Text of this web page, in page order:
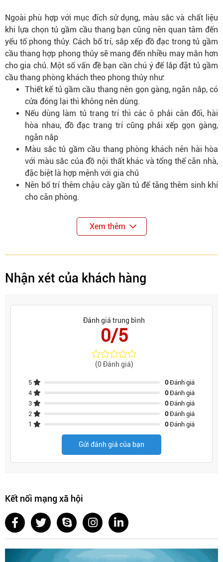
Ngoài phù hợp với mục đích sử dụng, màu sắc và chất liệu
khi lựa chọn tủ gầm cầu thang bạn cũng nên quan tâm đến
yếu tố phong thủy. Cách bố trí, sắp xếp đồ đạc trong tủ gầm
cầu thang hợp phong thủy sẽ mang đến nhiều may mắn hơn
cho gia chủ. Một số vấn đề bạn cần chú ý để lắp đặt tủ gầm
cầu thang phòng khách theo phong thủy như:
Thiết kế tủ gầm cầu thang nên gọn gàng, ngăn nắp, có
cửa đóng lại thì không nên dùng.
Nếu dùng làm tủ trang trí thì các ô phải cân đối, hài
hòa nhau, đồ đạc trang trí cũng phải xếp gọn gàng,
ngăn nắp
Màu sắc tủ gầm cầu thang phòng khách nên hài hòa
với màu sắc của đồ nội thất khác và tổng thể căn nhà,
đặc biệt là hợp mệnh với gia chủ
Nên bố trí thêm chậu cây gần tủ để tăng thêm sinh khí
cho căn phòng.
Xem thêm
Nhận xét của khách hàng
Đánh giá trung bình
0/5
(0 Đánh giá)
5 0Đánh giá
4
0Đánh giá
3
0Đánh giá
2
0Đánh giá
1
0Đánh giá
Gửi đánh giá của bạn
Kết nối mạng xã hội